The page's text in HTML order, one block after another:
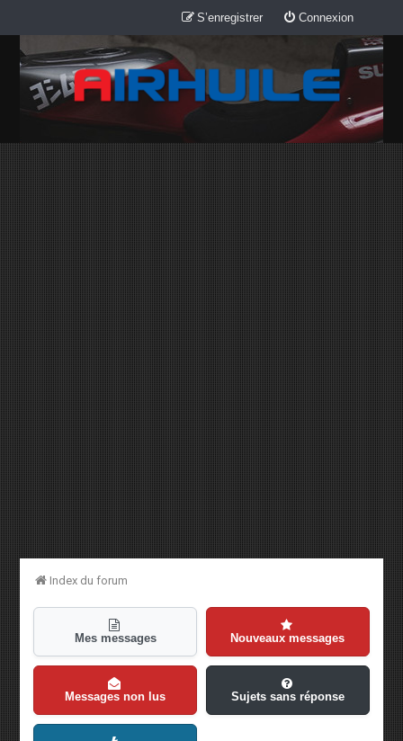
Connexion
S’enregistrer
Index du forum
Mes messages Nouveaux messages
Messages non lus Sujets sans réponse